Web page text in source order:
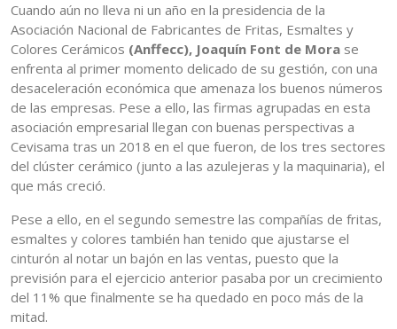
Cuando aún no lleva ni un año en la presidencia de la
Asociación Nacional de Fabricantes de Fritas, Esmaltes y
Colores Cerámicos (Anffecc), Joaquín Font de Mora se
enfrenta al primer momento delicado de su gestión, con una
desaceleración económica que amenaza los buenos números
de las empresas. Pese a ello, las firmas agrupadas en esta
asociación empresarial llegan con buenas perspectivas a
Cevisama tras un 2018 en el que fueron, de los tres sectores
del clúster cerámico (junto a las azulejeras y la maquinaria), el
que más creció.
Pese a ello, en el segundo semestre las compañías de fritas,
esmaltes y colores también han tenido que ajustarse el
cinturón al notar un bajón en las ventas, puesto que la
previsión para el ejercicio anterior pasaba por un crecimiento
del 11% que finalmente se ha quedado en poco más de la
mitad.